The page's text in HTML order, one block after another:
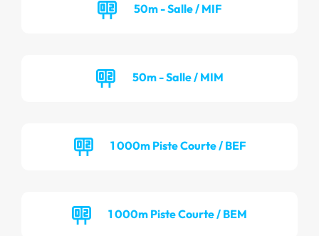
50m - Salle / MIF
50m - Salle / MIM
1 000m Piste Courte / BEF
1 000m Piste Courte / BEM